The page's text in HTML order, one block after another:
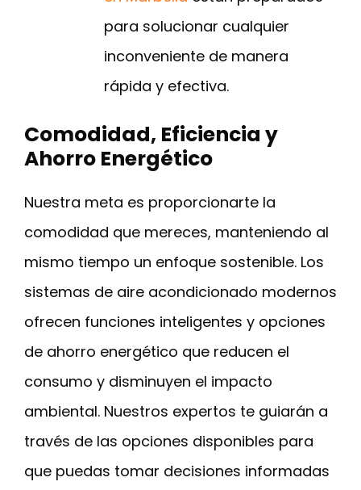
para solucionar cualquier
inconveniente de manera
rápida y efectiva.
Comodidad, Eficiencia y
Ahorro Energético
Nuestra meta es proporcionarte la
comodidad que mereces, manteniendo al
mismo tiempo un enfoque sostenible. Los
sistemas de aire acondicionado modernos
ofrecen funciones inteligentes y opciones
de ahorro energético que reducen el
consumo y disminuyen el impacto
ambiental. Nuestros expertos te guiarán a
través de las opciones disponibles para
que puedas tomar decisiones informadas